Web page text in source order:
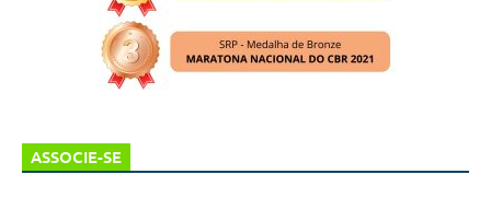
ASSOCIE-SE